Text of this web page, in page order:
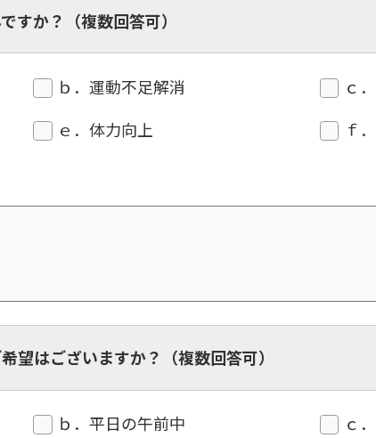
すか？（複数回答可）
ｂ．運動不足解消
ｃ
ｅ．体力向上
ｆ
望はございますか？（複数回答可）
ｂ．平日の午前中
ｃ
translation service, the Japanese
translated mechanically, so it may
not be an accurate translation.
The translation may differ from the
fully understand this before using
Automatic translation start